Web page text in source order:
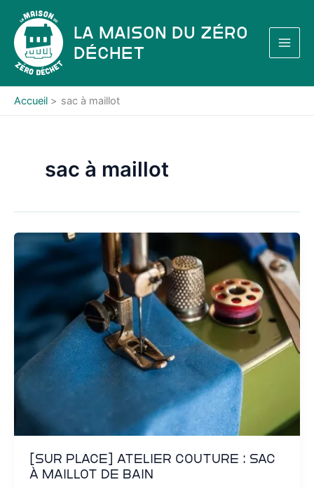
contenu
La Maison du Zéro
Déchet
Accueil sac à maillot
sac à maillot
[SUR PLACE] Atelier couture : sac
à maillot de bain